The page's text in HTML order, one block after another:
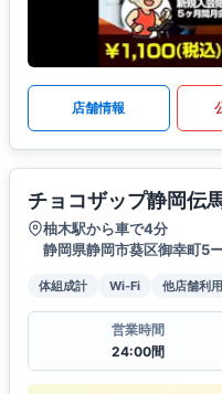
店舗情報
チョコザップ静岡伝
柚木駅から車で4分
静岡県静岡市葵区御幸町5
体組成計 Wi-Fi 他店舗利用
営業時間
24:00間